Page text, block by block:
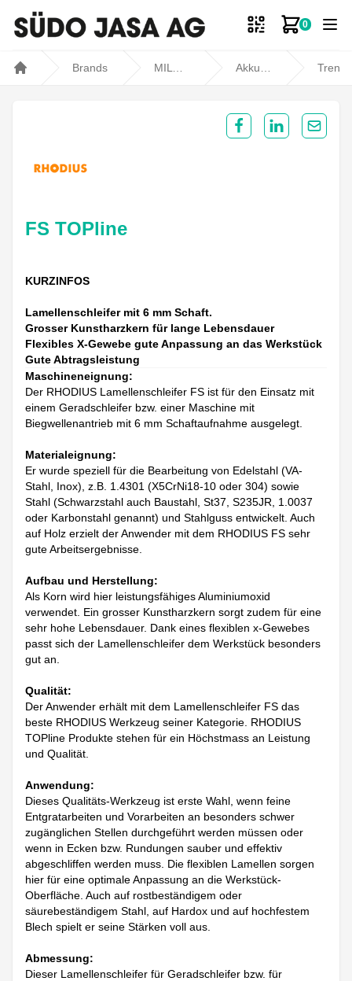
0
Zum
Brands
FS TOPline
KURZINFOS
Lamellenschleifer mit 6 mm Schaft.
Grosser Kunstharzkern für lange Lebensdauer
Flexibles X-Gewebe gute Anpassung an das Werkstück
Gute Abtragsleistung
Maschineneignung:
Der RHODIUS Lamellenschleifer FS ist für den Einsatz mit
einem Geradschleifer bzw. einer Maschine mit
Biegwellenantrieb mit 6 mm Schaftaufnahme ausgelegt.
Materialeignung:
Er wurde speziell für die Bearbeitung von Edelstahl (VA-
Stahl, Inox), z.B. 1.4301 (X5CrNi18-10 oder 304) sowie
Stahl (Schwarzstahl auch Baustahl, St37, S235JR, 1.0037
oder Karbonstahl genannt) und Stahlguss entwickelt. Auch
auf Holz erzielt der Anwender mit dem RHODIUS FS sehr
gute Arbeitsergebnisse.
Aufbau und Herstellung:
Als Korn wird hier leistungsfähiges Aluminiumoxid
verwendet. Ein grosser Kunstharzkern sorgt zudem für eine
sehr hohe Lebensdauer. Dank eines flexiblen x-Gewebes
passt sich der Lamellenschleifer dem Werkstück besonders
gut an.
Qualität:
Der Anwender erhält mit dem Lamellenschleifer FS das
beste RHODIUS Werkzeug seiner Kategorie. RHODIUS
TOPline Produkte stehen für ein Höchstmass an Leistung
und Qualität.
Anwendung:
Dieses Qualitäts-Werkzeug ist erste Wahl, wenn feine
Entgratarbeiten und Vorarbeiten an besonders schwer
zugänglichen Stellen durchgeführt werden müssen oder
wenn in Ecken bzw. Rundungen sauber und effektiv
abgeschliffen werden muss. Die flexiblen Lamellen sorgen
hier für eine optimale Anpassung an die Werkstück-
Oberfläche. Auch auf rostbeständigem oder
säurebeständigem Stahl, auf Hardox und auf hochfestem
Blech spielt er seine Stärken voll aus.
Abmessung:
Dieser Lamellenschleifer für Geradschleifer bzw. für
Share on Facebook
Share onShare